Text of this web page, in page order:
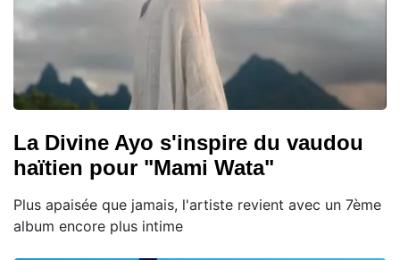
La Divine Ayo s'inspire du vaudou
haïtien pour "Mami Wata"
Plus apaisée que jamais, l'artiste revient avec un 7ème
album encore plus intime